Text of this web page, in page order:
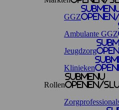
GGZ
Ambulante GGZ
Jeugdzorg
Klinieken
Rollen
Submenu
openen/